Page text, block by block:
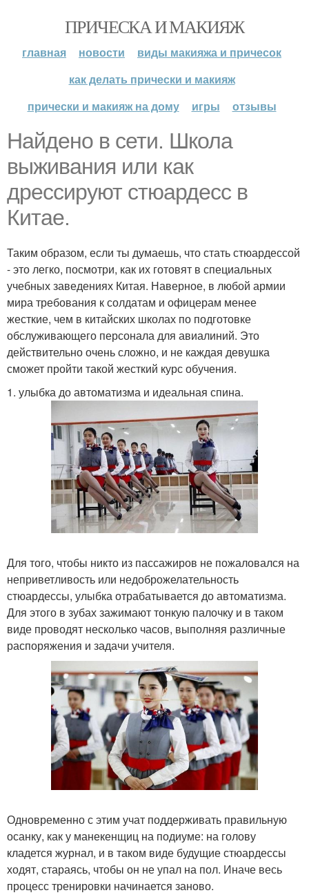
ПРИЧЕСКА И МАКИЯЖ
главная новости
виды макияжа и причесок
как делать прически и макияж
прически и макияж на дому
игры отзывы
Найдено в сети. Школа
выживания или как
дрессируют стюардесс в
Китае.
Таким образом, если ты думаешь, что стать стюардессой
- это легко, посмотри, как их готовят в специальных
учебных заведениях Китая. Наверное, в любой армии
мира требования к солдатам и офицерам менее
жесткие, чем в китайских школах по подготовке
обслуживающего персонала для авиалиний. Это
действительно очень сложно, и не каждая девушка
сможет пройти такой жесткий курс обучения.
1. улыбка до автоматизма и идеальная спина.
Для того, чтобы никто из пассажиров не пожаловался на
неприветливость или недоброжелательность
стюардессы, улыбка отрабатывается до автоматизма.
Для этого в зубах зажимают тонкую палочку и в таком
виде проводят несколько часов, выполняя различные
распоряжения и задачи учителя.
Одновременно с этим учат поддерживать правильную
осанку, как у манекенщиц на подиуме: на голову
кладется журнал, и в таком виде будущие стюардессы
ходят, стараясь, чтобы он не упал на пол. Иначе весь
процесс тренировки начинается заново.